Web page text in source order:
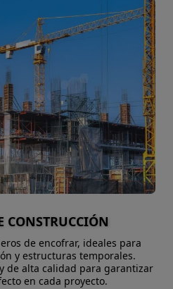
CONSTRUCCIÓN
de encofrar, ideales para
y estructuras temporales.
de alta calidad para garantizar
en cada proyecto.